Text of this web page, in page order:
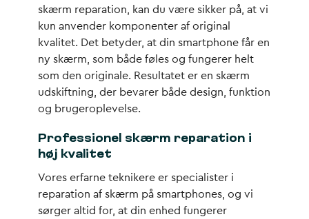
skærm reparation, kan du være sikker på, at vi
kun anvender komponenter af original
kvalitet. Det betyder, at din smartphone får en
ny skærm, som både føles og fungerer helt
som den originale. Resultatet er en skærm
udskiftning, der bevarer både design, funktion
og brugeroplevelse.
Professionel skærm reparation i
høj kvalitet
Vores erfarne teknikere er specialister i
reparation af skærm på smartphones, og vi
sørger altid for, at din enhed fungerer